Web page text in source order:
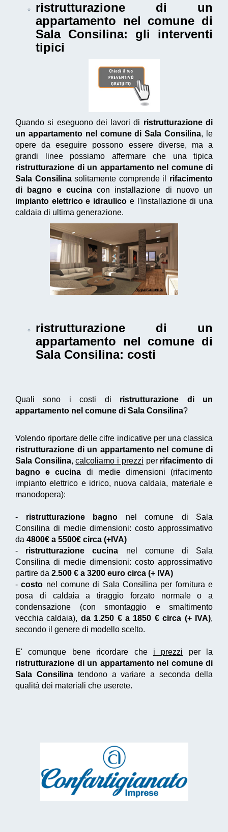
ristrutturazione di un
appartamento nel comune di
Sala Consilina: gli interventi
tipici
Quando si eseguono dei lavori di ristrutturazione di
un appartamento nel comune di Sala Consilina, le
opere da eseguire possono essere diverse, ma a
grandi linee possiamo affermare che una tipica
ristrutturazione di un appartamento nel comune di
Sala Consilinasolitamente comprende il rifacimento
di bagno e cucinacon installazione di nuovo un
impianto elettrico e idraulico e l'installazione di una
caldaia di ultima generazione.
ristrutturazione di un
appartamento nel comune di
Sala Consilina: costi
Quali sono i costi di ristrutturazione di un
appartamento nel comune di Sala Consilina?
Volendo riportare delle cifre indicative per una classica
ristrutturazione di un appartamento nel comune di
Sala Consilina,calcoliamo i prezzi per rifacimento di
bagno e cucina di medie dimensioni (rifacimento
impianto elettrico e idrico, nuova caldaia, materiale e
manodopera):
- ristrutturazione bagno nel comune di Sala
Consilina di medie dimensioni: costo approssimativo
da 4800€ a 5500€ circa (+IVA)
- ristrutturazione cucina nel comune di Sala
Consilina di medie dimensioni: costo approssimativo
partire da 2.500 € a 3200 euro circa (+ IVA)
-costo nel comune di Sala Consilina per fornitura e
posa di caldaia a tiraggio forzato normale o a
condensazione (con smontaggio e smaltimento
vecchia caldaia), da 1.250 € a 1850 € circa (+ IVA),
secondo il genere di modello scelto.
E' comunque bene ricordare che i prezzi per la
ristrutturazione di un appartamento nel comune di
Sala Consilinatendono a variare a seconda della
qualità dei materiali che userete.